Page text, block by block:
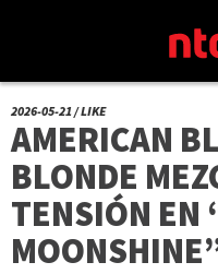
2026-05-21 / LIKE
AMERICAN
BLONDE
TENSIÓN EN